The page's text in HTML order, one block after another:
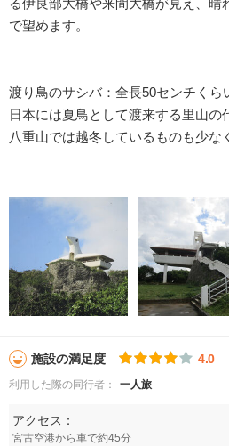
る伊良部大橋や来間大橋が見え、晴
で望めます。
渡り鳥のサシバ：全長50センチくら
日本には夏鳥として渡来する里山の
八重山では越冬しているものも少な
施設の満足度 4.0
利用した際の同行者： 一人旅
アクセス：
宮古空港から車で約45分